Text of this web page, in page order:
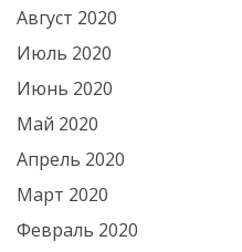
Август 2020
Июль 2020
Июнь 2020
Май 2020
Апрель 2020
Март 2020
Февраль 2020